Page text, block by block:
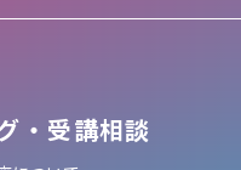
・受講相談